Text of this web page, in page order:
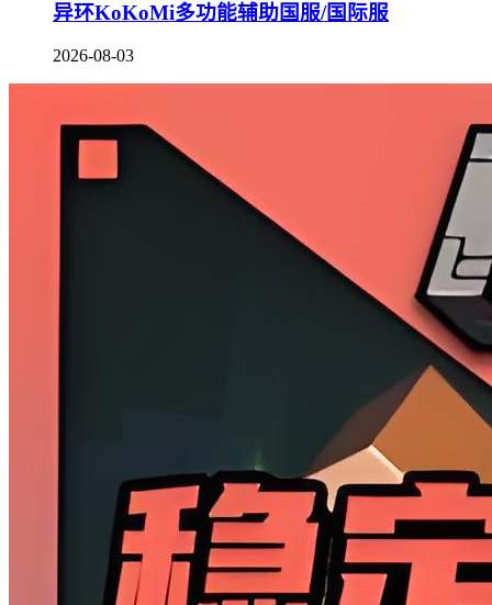
异环KoKoMi多功能辅助国服/国际服
2026-08-03